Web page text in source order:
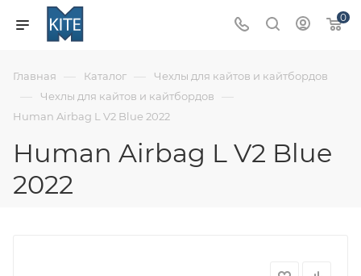
0
Главная — Каталог — Чехлы для кайтов и кайтбордов
— Чехлы для кайтов и кайтбордов —
Human Airbag L V2 Blue 2022
Human Airbag L V2 Blue
2022